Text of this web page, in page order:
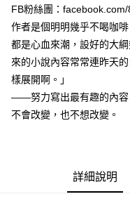
是否繳費成功／繳費後需取消
【注意事項】
１．透過由恩沛科技股份有限
易，需依本服務之必要範圍
權轉讓予恩沛科技股份有限公
２．關於個人資料處理事宜
３．未成年的使用者請事先徵
時審查核予不同之上限額度
請求用戶進行身份認證。
５．嚴禁一人註冊多個帳號
每筆NT$80，滿NT$500(含
7-11取貨付款
每筆NT$80，滿NT$500(
付款後7-11取貨
每筆NT$80，滿NT$500(
FB粉絲團：
作者是個明明幾乎不喝咖
都是心血來潮，設好的大
來的小說內容常常連昨天
樣展開啊。」
——努力寫出最有趣的內容
不會改變，也不想改變。
詳細說明